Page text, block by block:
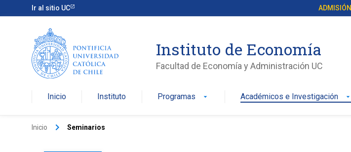
Ir al sitio UC ADMISIÓN
Instituto de Economía
Facultad de Economía y Administración UC
Inicio Instituto Programas arrow_drop_down Académicos e Investigación arrow_drop_down
Inicio keyboard_arrow_right Seminarios